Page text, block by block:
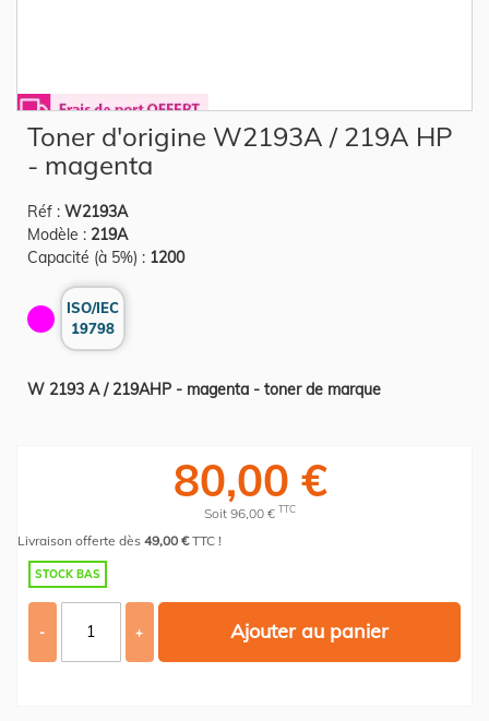
the
beginning
images
gallery
Toner d'origine W2193A / 219A HP
- magenta
Réf : W2193A
Modèle : 219A
Capacité (à 5%) : 1200
ISO/IEC
19798
W 2193 A / 219AHP - magenta - toner de marque
80,00 €
Soit 96,00 € TTC
Livraison offerte dès 49,00 €TTC !
STOCK BAS
- + Ajouter au panier